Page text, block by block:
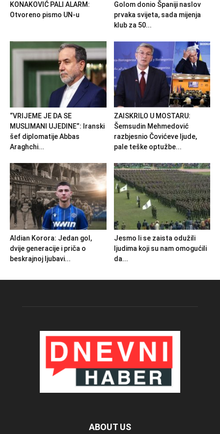
KONAKOVIĆ PALI ALARM:
Otvoreno pismo UN-u
Golom donio Španiji naslov
prvaka svijeta, sada mijenja
klub za 50...
“VRIJEME JE DA SE
MUSLIMANI UJEDINE”: Iranski
šef diplomatije Abbas
Araghchi...
ZAISKRILO U MOSTARU:
Šemsudin Mehmedović
razbjesnio Čovićeve ljude,
pale teške optužbe...
Aldian Korora: Jedan gol,
dvije generacije i priča o
beskrajnoj ljubavi...
Jesmo li se zaista odužili
ljudima koji su nam omogućili
da...
ABOUT US